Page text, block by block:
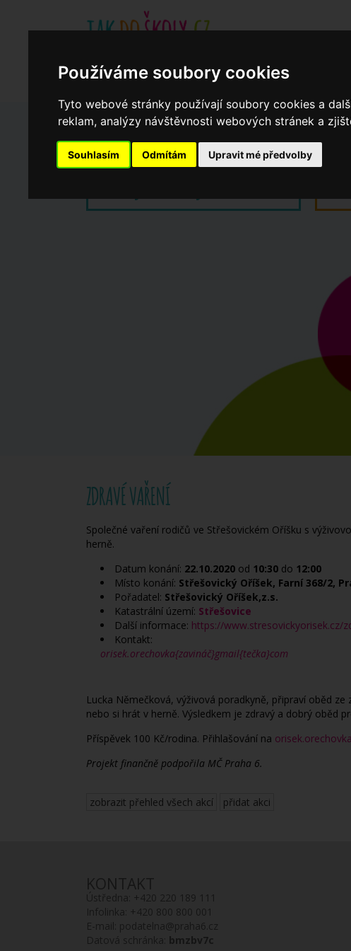
Používáme soubory cookies
Tyto webové stránky používají soubory cookies a
reklam, analýzy návštěvnosti webových stránek a
Souhlasím Odmítám Upravit mé předvolby
Základní školy Aktuality Akce Soukromé základní
Když potřebujete pomoci
Ročenka
cookies
Zápisy do ZŠ 2026/27
ZDRAVÉ VAŘENÍ
Společné vaření rodičů ve Střešovickém Oříšku s
herně.
Datum konání: 22.10.2020 od 10:30 do 12:00
Místo konání: Střešovický Oříšek, Farní 368/2,
Pořadatel: Střešovický Oříšek,z.s.
Katastrální území: Střešovice
Další informace: https://www.stresovickyorisek.cz/
Kontakt:
orisek.orechovka{zavináč}gmail{tečka}com
Lucka Němečková, výživová poradkyně, připraví oběd
nebo si hrát v herně. Výsledkem je zdravý a dobrý oběd
Příspěvek 100 Kč/rodina. Přihlašování na
Projekt finančně podpořila MČ Praha 6.
zobrazit přehled všech akcí přidat akci
KONTAKT
Ústředna: +420 220 189 111
Infolinka: +420 800 800 001
E-mail: podatelna@praha6.cz
Datová schránka: bmzbv7c